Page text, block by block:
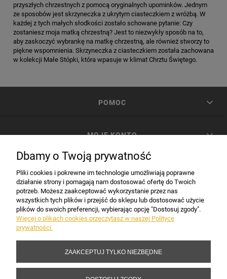
przyszłych chrzestnych z pomocą oryginalnych upominków. Jednym
ze sposobów jest skrzyneczka z ukrytym ciasteczkiem z wróżbą. W
każdej z tych małych słodkości zostało schowane pytanie: Czy
zostaniesz moja matką chrzestną? Jest to niezwykły sposób na to,
aby zaskoczyć wybrankę na matkę chrzestną, ale również stworzy to
piękne wspomnienia. Skrzyneczka z ciasteczkiem została zachowana
w kolekcji Małe Stópki, która wpasuje w klimat Chrztu Świętego.
POMOC
MOJE KONTO
INFORMACJE
Copyright 2017-2026 Sakramento.pl
Dbamy o Twoją prywatność
Pliki cookies i pokrewne im technologie umożliwiają poprawne
działanie strony i pomagają nam dostosować ofertę do Twoich
potrzeb. Możesz zaakceptować wykorzystanie przez nas
wszystkich tych plików i przejść do sklepu lub dostosować użycie
plików do swoich preferencji, wybierając opcję "Dostosuj zgody".
Więcej o plikach cookies przeczytasz w naszej Polityce
prywatności.
ZAAKCEPTUJ TYLKO NIEZBĘDNE